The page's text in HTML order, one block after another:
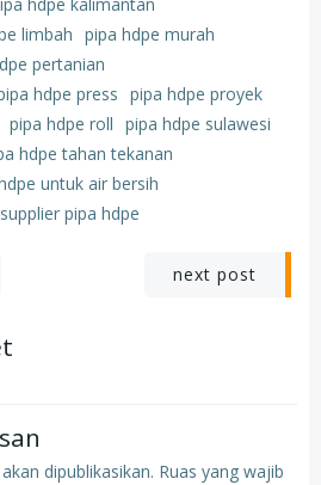
limbah pipa hdpe murah
pertanian
hdpe press pipa hdpe proyek
pipa hdpe roll pipa hdpe sulawesi
hdpe tahan tekanan
untuk air bersih
supplier pipa hdpe
next post
dipublikasikan. Ruas yang wajib